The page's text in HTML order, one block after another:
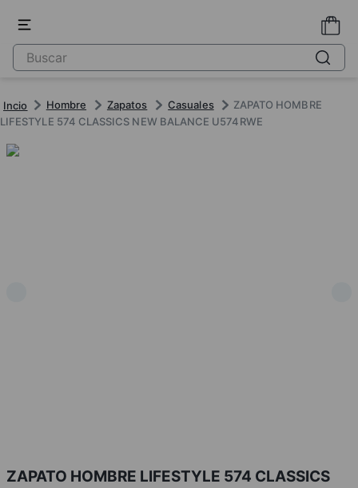
Hombre Zapatos Casuales
ZAPATO HOMBRE
LIFESTYLE 574 CLASSICS NEW BALANCE U574RWE
ZAPATO HOMBRE LIFESTYLE 574 CLASSICS